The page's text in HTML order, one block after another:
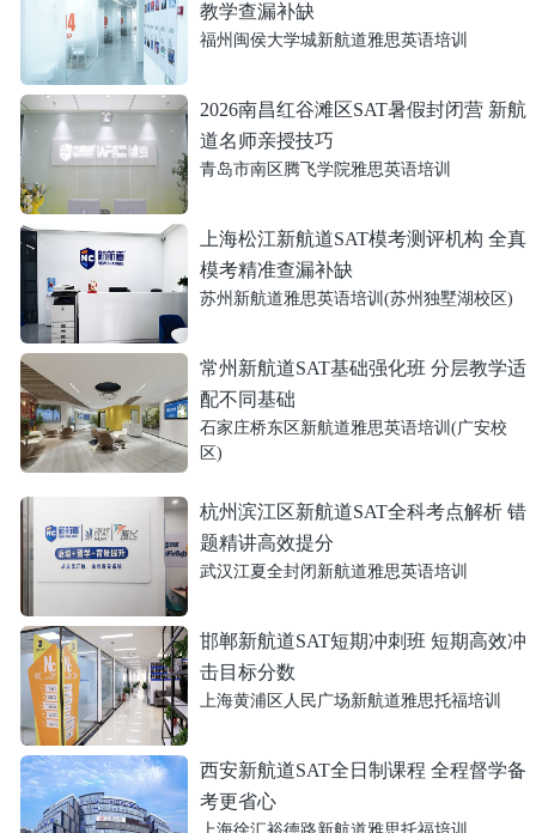
教学查漏补缺
福州闽侯大学城新航道雅思英语培训
2026南昌红谷滩区SAT暑假封闭营 新航
道名师亲授技巧
青岛市南区腾飞学院雅思英语培训
上海松江新航道SAT模考测评机构 全真
模考精准查漏补缺
苏州新航道雅思英语培训(苏州独墅湖校区)
常州新航道SAT基础强化班 分层教学适
配不同基础
石家庄桥东区新航道雅思英语培训(广安校
区)
杭州滨江区新航道SAT全科考点解析 错
题精讲高效提分
武汉江夏全封闭新航道雅思英语培训
邯郸新航道SAT短期冲刺班 短期高效冲
击目标分数
上海黄浦区人民广场新航道雅思托福培训
西安新航道SAT全日制课程 全程督学备
考更省心